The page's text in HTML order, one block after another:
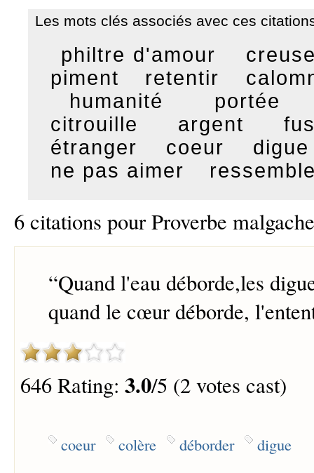
Les mots clés associés avec ces
philtre d'amour
piment
retentir
humanité
portée
citrouille
argent
étranger
coeur
digue
ne pas aimer
6 citations pour Proverbe malgache
“Quand l'eau déborde,les
quand le cœur déborde,
646 Rating: 3.0/5 (2 votes cast)
coeur colère déborder digue